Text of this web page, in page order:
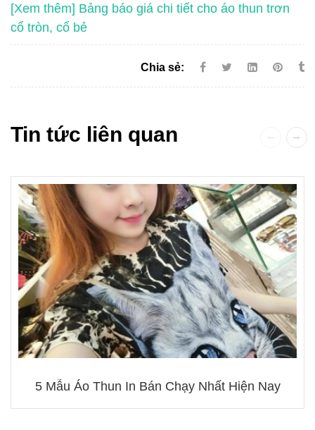
[Xem thêm] Bảng báo giá chi tiết cho áo thun trơn
cổ tròn, cổ bẻ
Chia sẻ:
Tin tức liên quan
5 Mẫu Áo Thun In Bán Chạy Nhất Hiện Nay